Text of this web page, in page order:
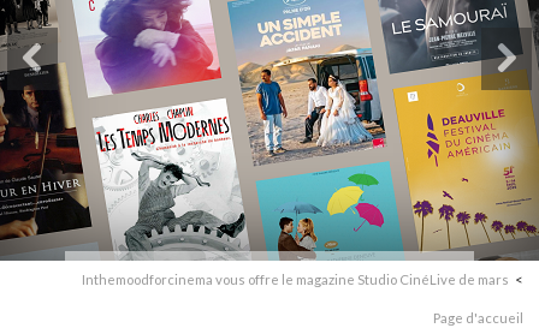
Inthemoodforcinema vous offre le magazine Studio CinéLive de mars
Page d'accueil